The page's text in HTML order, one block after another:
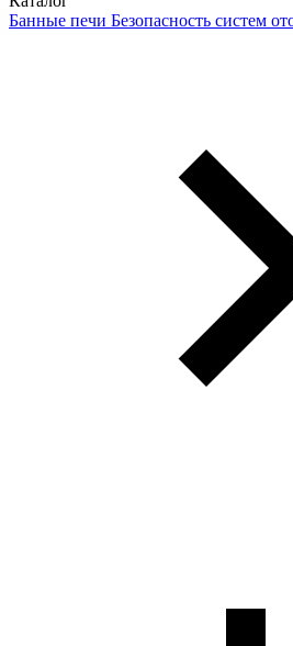
Банные печи Безопасность систем